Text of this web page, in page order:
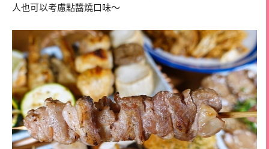
人也可以考慮點醬燒口味～